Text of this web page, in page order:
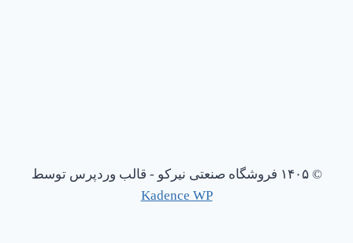
© ۱۴۰۵ فروشگاه صنعتی نیرکو - قالب وردپرس توسط
Kadence WP